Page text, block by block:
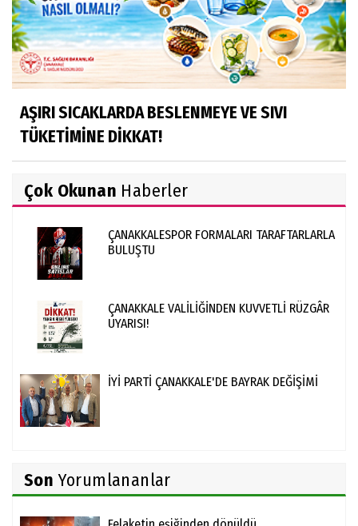
AŞIRI SICAKLARDA BESLENMEYE VE SIVI
TÜKETİMİNE DİKKAT!
Çok Okunan Haberler
ÇANAKKALESPOR FORMALARI TARAFTARLARLA
BULUŞTU
ÇANAKKALE VALİLİĞİNDEN KUVVETLİ RÜZGÂR
UYARISI!
İYİ PARTİ ÇANAKKALE'DE BAYRAK DEĞİŞİMİ
Son Yorumlananlar